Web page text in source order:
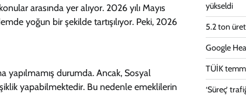
arasında yer alıyor. 2026 yılı Mayıs
yoğun bir şekilde tartışılıyor. Peki, 2026
yapılmamış durumda. Ancak, Sosyal
yapabilmektedir. Bu nedenle emeklilerin
yükseldi
5.2 ton
Google
TÜİK
‘Süreç’